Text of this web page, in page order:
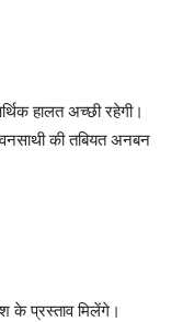
हालत अच्छी रहेगी।
की तबियत अनबन
के प्रस्ताव मिलेंगे।